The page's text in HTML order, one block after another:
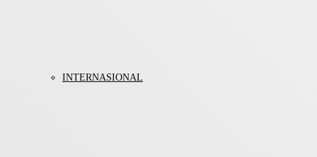
INTERNASIONAL